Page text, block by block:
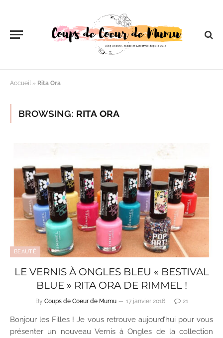
Accueil » Rita Ora
BROWSING: RITA ORA
BEAUTÉ
LE VERNIS À ONGLES BLEU « BESTIVAL
BLUE » RITA ORA DE RIMMEL !
By Coups de Coeur de Mumu 17 janvier 2016 21
Bonjour les Filles ! Je vous retrouve aujourd’hui pour vous
présenter un nouveau Vernis à Ongles de la collection